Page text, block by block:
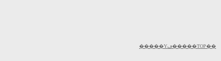
�����Υڡ�����TOP��